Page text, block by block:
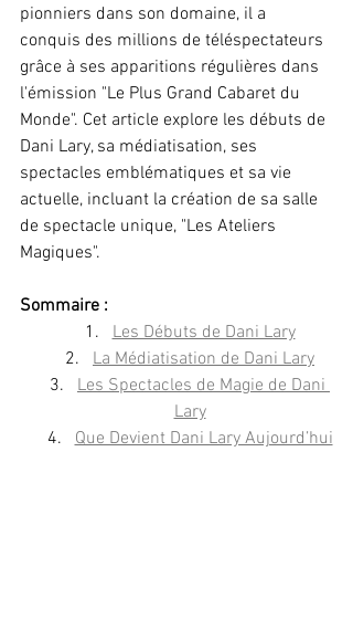
pionniers dans son domaine, il a
conquis des millions de téléspectateurs
grâce à ses apparitions régulières dans
l'émission "Le Plus Grand Cabaret du
Monde". Cet article explore les débuts de
Dani Lary, sa médiatisation, ses
spectacles emblématiques et sa vie
actuelle, incluant la création de sa salle
de spectacle unique, "Les Ateliers
Magiques".
Sommaire :
Les Débuts de Dani Lary
La Médiatisation de Dani Lary
Les Spectacles de Magie de Dani
Lary
Que Devient Dani Lary Aujourd’hui